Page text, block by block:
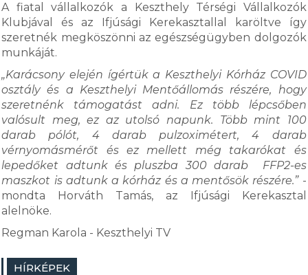
A fiatal vállalkozók a Keszthely Térségi Vállalkozók
Klubjával és az Ifjúsági Kerekasztallal karöltve így
szeretnék megköszönni az egészségügyben dolgozók
munkáját.
„Karácsony elején ígértük a Keszthelyi Kórház COVID
osztály és a Keszthelyi Mentőállomás részére, hogy
szeretnénk támogatást adni. Ez több lépcsőben
valósult meg, ez az utolsó napunk. Több mint 100
darab pólót, 4 darab pulzoximétert, 4 darab
vérnyomásmérőt és ez mellett még takarókat és
lepedőket adtunk és pluszba 300 darab FFP2-es
maszkot is adtunk a kórház és a mentősök részére.”-
mondta Horváth Tamás, az Ifjúsági Kerekasztal
alelnöke.
Regman Karola - Keszthelyi TV
HÍRKÉPEK